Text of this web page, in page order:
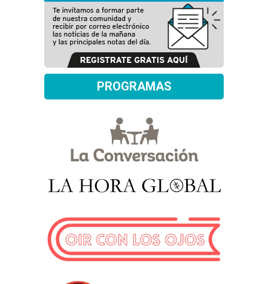
PROGRAMAS